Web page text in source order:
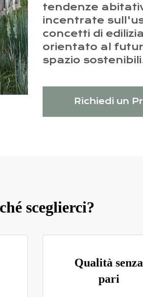
tendenze
incentrate
concetti di
orientato al
spazio
Richiedi un
sceglierci?
Qualità senza
pari